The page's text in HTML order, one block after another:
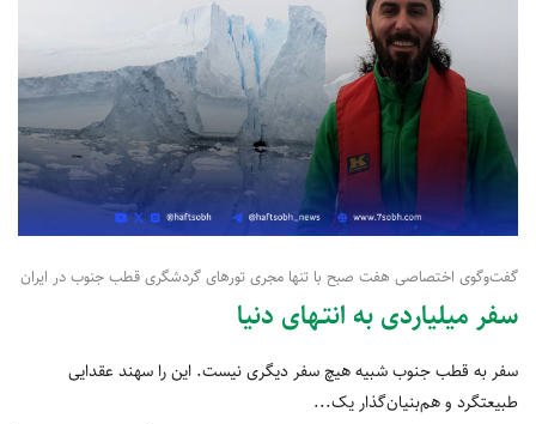
گفت‌وگوی اختصاصی هفت صبح با تنها مجری تورهای گردشگری قطب جنوب در ایران
سفر میلیاردی به انتـهای دنیا
سفر به قطب جنوب شبیه هیچ سفر دیگری نیست. این را سهند عقدایی
طبیعتگرد و هم‌بنیان‌گذار یک...